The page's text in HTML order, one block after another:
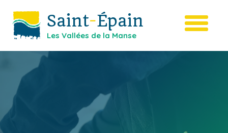
Saint-Épain
Les Vallées de la Manse